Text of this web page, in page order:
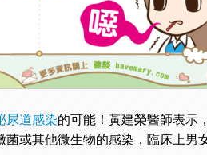
尿道感染的可能！黃建榮醫師表示
或其他微生物的感染，臨床上男